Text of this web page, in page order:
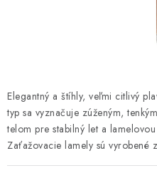
NAVIJAKY
PRÚTY
Elegantný a štíhly, veľmi citlivý
typ sa vyznačuje zúženým,
telom pre stabilný let a
Zaťažovacie lamely sú vyrobené